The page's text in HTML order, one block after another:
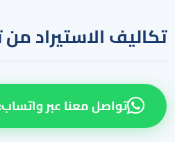
تكاليفالاستيراد من
تواصل معنا عبر واتساب: +90 546 761